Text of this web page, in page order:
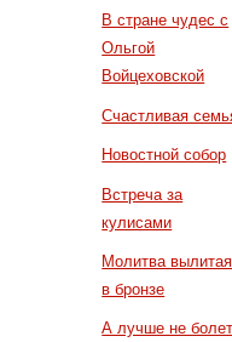
В стране чудес с
Ольгой
Войцеховской
Счастливая
Новостной собор
Встреча за
кулисами
Молитва вылитая
в бронзе
А лучше не